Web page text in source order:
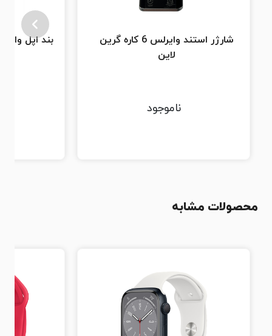
شارژر استند وایرلس 6 کاره گرین
لاین
ناموجود
محصولات مشابه